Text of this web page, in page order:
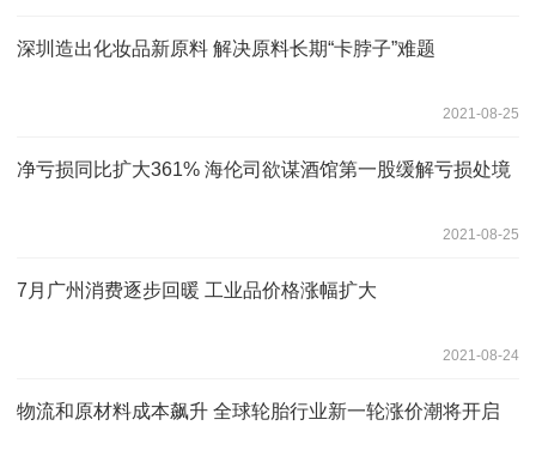
深圳造出化妆品新原料 解决原料长期“卡脖子”难题
2021-08-25
净亏损同比扩大361% 海伦司欲谋酒馆第一股缓解亏损处境
2021-08-25
7月广州消费逐步回暖 工业品价格涨幅扩大
2021-08-24
物流和原材料成本飙升 全球轮胎行业新一轮涨价潮将开启